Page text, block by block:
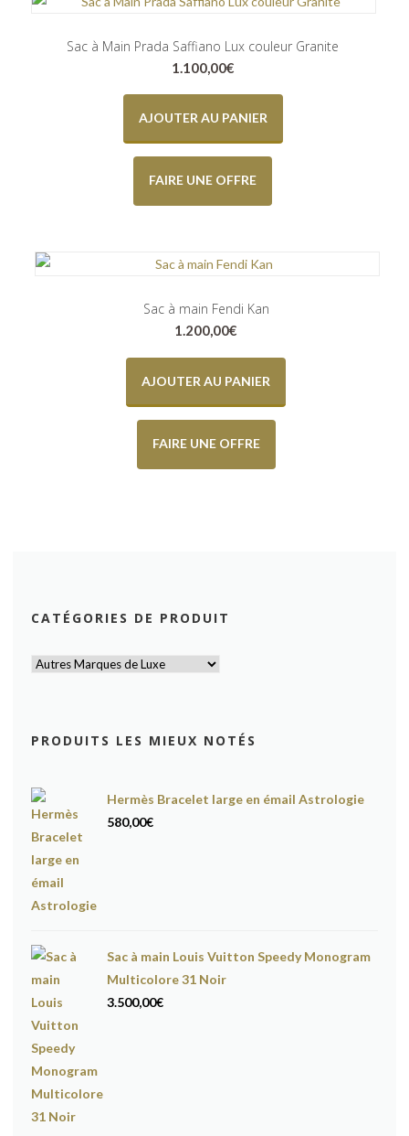
Sac à Main Prada Saffiano Lux couleur Granite
1.100,00€
AJOUTER AU PANIER
FAIRE UNE OFFRE
Sac à main Fendi Kan
1.200,00€
AJOUTER AU PANIER
FAIRE UNE OFFRE
CATÉGORIES DE PRODUIT
PRODUITS LES MIEUX NOTÉS
Hermès Bracelet large en émail Astrologie
580,00€
Sac à main Louis Vuitton Speedy Monogram
Multicolore 31 Noir
3.500,00€